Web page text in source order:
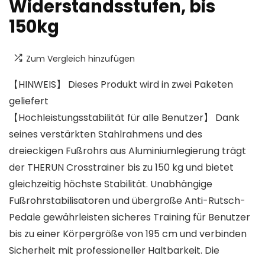
Widerstandsstufen, bis
150kg
Zum Vergleich hinzufügen
【HINWEIS】 Dieses Produkt wird in zwei Paketen
geliefert
【Hochleistungsstabilität für alle Benutzer】 Dank
seines verstärkten Stahlrahmens und des
dreieckigen Fußrohrs aus Aluminiumlegierung trägt
der THERUN Crosstrainer bis zu 150 kg und bietet
gleichzeitig höchste Stabilität. Unabhängige
Fußrohrstabilisatoren und übergroße Anti-Rutsch-
Pedale gewährleisten sicheres Training für Benutzer
bis zu einer Körpergröße von 195 cm und verbinden
Sicherheit mit professioneller Haltbarkeit. Die